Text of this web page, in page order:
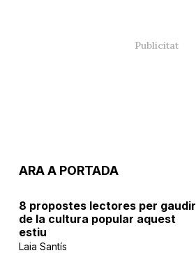
ARA A PORTADA
8 propostes lectores per gaudir
de la cultura popular aquest
estiu
Laia Santís